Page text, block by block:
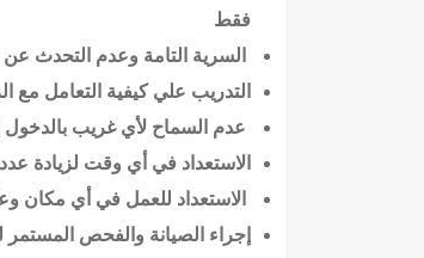
فقط
السرية التامة وعدم التحدث
التدريب علي كيفية التعامل مع
عدم السماح لأي غريب بالدخول
الاستعداد في أي وقت لزيادة
الاستعداد للعمل في أي مكان وعلى مدار
إجراء الصيانة والفحص